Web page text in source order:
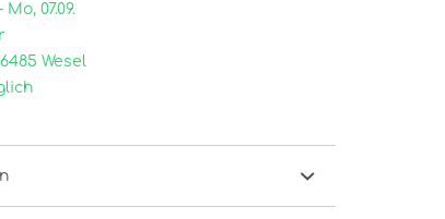
07.09.
Wesel